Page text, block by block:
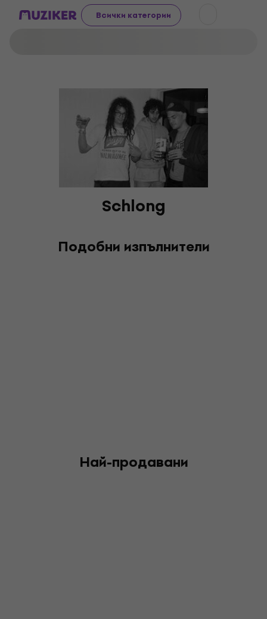
Всички категории
Schlong
Подобни изпълнители
Най-продавани